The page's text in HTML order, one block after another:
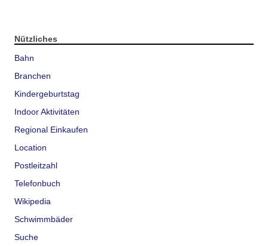
Nützliches
Bahn
Branchen
Kindergeburtstag
Indoor Aktivitäten
Regional Einkaufen
Location
Postleitzahl
Telefonbuch
Wikipedia
Schwimmbäder
Suche